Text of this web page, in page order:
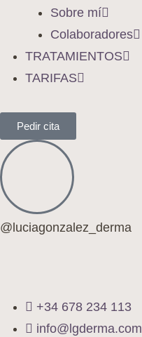
Sobre mí
Colaboradores
TRATAMIENTOS
TARIFAS
Pedir cita
@luciagonzalez_derma
+34 678 234 113
info@lgderma.com